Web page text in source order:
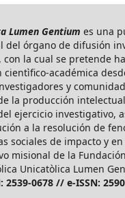
Lumen Gentium es una
del órgano de difusión
la cual se pretende
cientìfico-académica
y
la producción
ejercicio investigativo,
a la resolución de
sociales de impacto y
misional de la
Unicatòlica Lumen
2539-0678 // e-ISSN: